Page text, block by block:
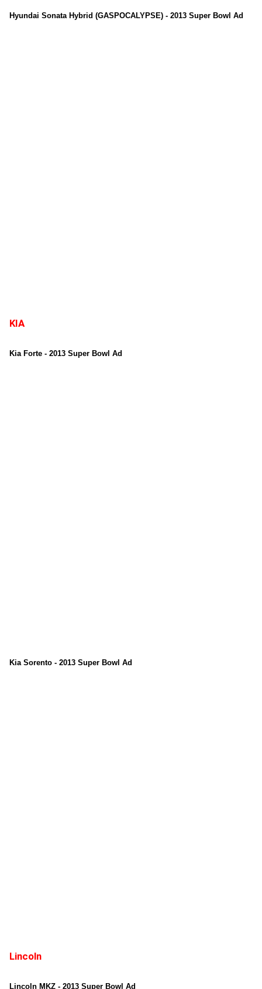
Hyundai Sonata Hybrid (GASPOCALYPSE) - 2013 Super Bowl Ad
KIA
Kia Forte - 2013 Super Bowl Ad
Kia Sorento - 2013 Super Bowl Ad
Lincoln
Lincoln MKZ - 2013 Super Bowl Ad